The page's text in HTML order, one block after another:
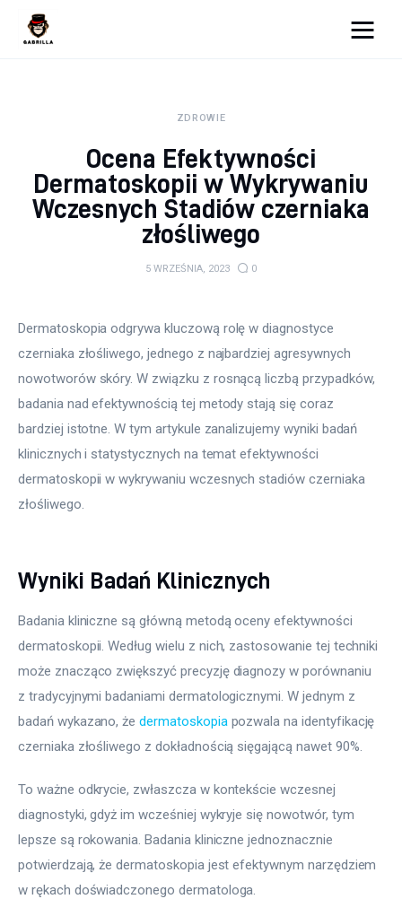
Kunchnia i kulinaria
Zdrowie
ZDROWIE
Ocena Efektywności
Dermatoskopii w Wykrywaniu
Wczesnych Stadiów czerniaka
złośliwego
5 WRZEŚNIA, 2023 0
Dermatoskopia odgrywa kluczową rolę w diagnostyce
czerniaka złośliwego, jednego z najbardziej agresywnych
nowotworów skóry. W związku z rosnącą liczbą przypadków,
badania nad efektywnością tej metody stają się coraz
bardziej istotne. W tym artykule zanalizujemy wyniki badań
klinicznych i statystycznych na temat efektywności
dermatoskopii w wykrywaniu wczesnych stadiów czerniaka
złośliwego.
Wyniki Badań Klinicznych
Badania kliniczne są główną metodą oceny efektywności
dermatoskopii. Według wielu z nich, zastosowanie tej techniki
może znacząco zwiększyć precyzję diagnozy w porównaniu
z tradycyjnymi badaniami dermatologicznymi. W jednym z
badań wykazano, że dermatoskopia pozwala na identyfikację
czerniaka złośliwego z dokładnością sięgającą nawet 90%.
To ważne odkrycie, zwłaszcza w kontekście wczesnej
diagnostyki, gdyż im wcześniej wykryje się nowotwór, tym
lepsze są rokowania. Badania kliniczne jednoznacznie
potwierdzają, że dermatoskopia jest efektywnym narzędziem
w rękach doświadczonego dermatologa.